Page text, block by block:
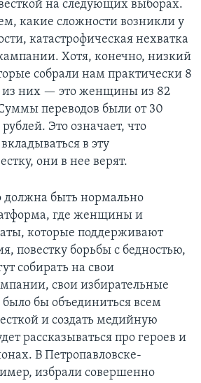
на следующих выборах.
какие сложности возникли у
катастрофическая нехватка
Хотя, конечно, низкий
собрали нам практически 8
из них — это женщины из 82
переводов были от 30
Это означает, что
в эту
они в нее верят.
быть нормально
где женщины и
которые поддерживают
повестку борьбы с бедностью,
собирать на свои
свои избирательные
бы объединиться всем
и создать медийную
рассказываться про героев и
В Петропавловске-
избрали совершенно